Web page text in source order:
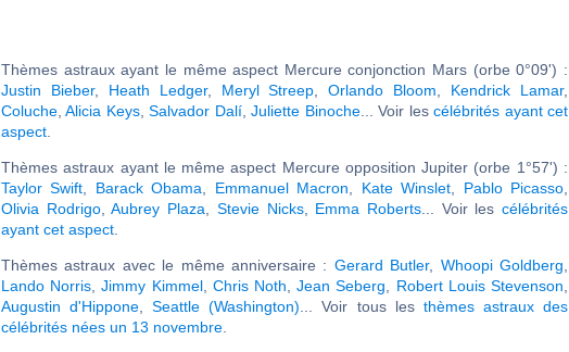
Thèmes astraux ayant le même aspect Mercure conjonction Mars (orbe 0°09') :
Justin Bieber, Heath Ledger, Meryl Streep ,Orlando Bloom Kendrick Lamar,
Coluche ,Alicia Keys,Salvador Dalí,Juliette Binoche... Voir lescélébrités ayant cet
aspect
Thèmes astraux ayant le même aspect Mercure opposition Jupiter (orbe 1°57') :
Taylor Swift
Barack Obama Emmanuel Macron Kate Winslet Pablo Picasso
Olivia Rodrigo,Aubrey Plaza Stevie Nicks, Emma Roberts... Voir lescélébrités
ayant cet aspect
Thèmes astraux avec le même anniversaire : Gerard Butler, Whoopi Goldberg
Lando Norris ,Jimmy Kimmel, Chris Noth ,Jean Seberg Robert Louis Stevenson
Augustin d'Hippone ,Seattle (Washington) ... Voir tous les thèmes astraux des
célébrités nées un 13 novembre